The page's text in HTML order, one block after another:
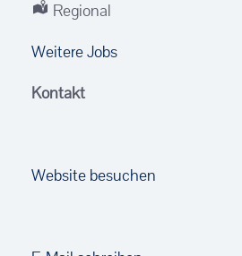
Regional
Weitere Jobs
Kontakt
Website besuchen